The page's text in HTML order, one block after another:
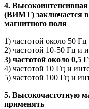
4.
(ВИМТ) заключается в
магнитного поля
1) частотой около 50
2) частотой 10-50 Гц и
3) частотой около 0,5
4) частотой 10 Гц и
5) частотой 100 Гц и
5. Высокочастотную
применять